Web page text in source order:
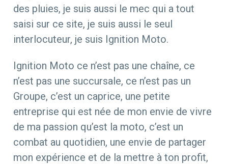
des pluies, je suis aussi le mec qui a tout
saisi sur ce site, je suis aussi le seul
interlocuteur, je suis Ignition Moto.
Ignition Moto ce n’est pas une chaîne, ce
n’est pas une succursale, ce n’est pas un
Groupe, c’est un caprice, une petite
entreprise qui est née de mon envie de vivre
de ma passion qu’est la moto, c’est un
combat au quotidien, une envie de partager
mon expérience et de la mettre à ton profit,